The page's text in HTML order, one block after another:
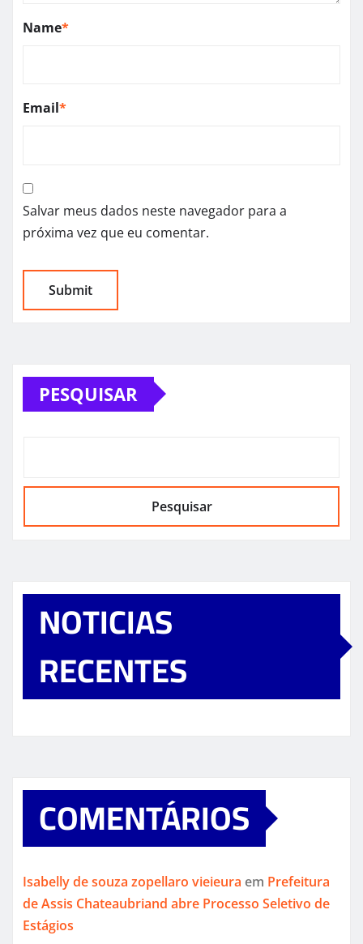
Name*
Email*
Salvar meus dados neste navegador para a
próxima vez que eu comentar.
PESQUISAR
Pesquisar
NOTICIAS
RECENTES
COMENTÁRIOS
Isabelly de souza zopellaro vieieura em Prefeitura
de Assis Chateaubriand abre Processo Seletivo de
Estágios